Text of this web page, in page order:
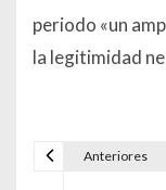
periodo «un
la legitimidad
Anteriores